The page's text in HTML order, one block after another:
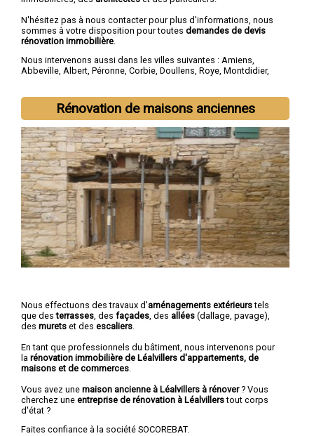
N'hésitez pas à nous contacter pour plus d'informations, nous
sommes à votre disposition pour toutes demandes de devis
rénovation immobilière
Nous intervenons aussi dans les villes suivantes : Amiens,
Abbeville, Albert, Péronne, Corbie, Doullens, Roye, Montdidier,
Rénovation de maisons anciennes
Nous effectuons des travaux d'aménagements extérieurstels
que desterrasses , des façades , des allées (dallage, pavage),
des murets et des escaliers
En tant que professionnels du bâtiment, nous intervenons pour
la rénovation immobilière de Léalvillers d'appartements, de
maisons et de commerces
Vous avez une maison ancienne à Léalvillers à rénover? Vous
cherchez une entreprise de rénovation à Léalvillerstout corps
d'état ?
Faites confiance à la société SOCOREBAT.